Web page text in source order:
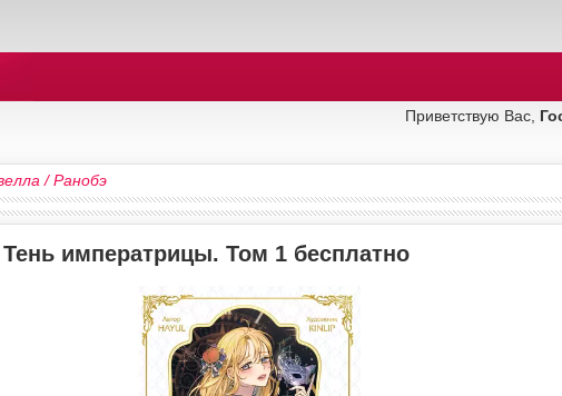
Приветствую Вас,
/ Ранобэ
Тень императрицы. Том 1 бесплатно